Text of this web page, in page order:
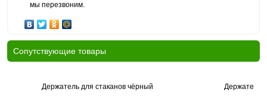
мы перезвоним.
Cопутствующие товары
Держатель для стаканов чёрный Держатель